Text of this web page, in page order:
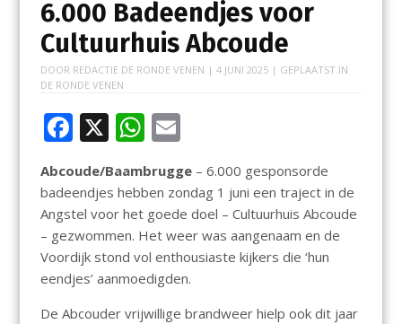
6.000 Badeendjes voor
Cultuurhuis Abcoude
DOOR REDACTIE DE RONDE VENEN | 4 JUNI 2025| GEPLAATST IN
DE RONDE VENEN
F
ac
e
b
o
o
k
X W
h
at
s
A
p
p
E
ai
l
Abcoude/Baambrugge – 6.000 gesponsorde
badeendjes hebben zondag 1 juni een traject in de
Angstel voor het goede doel – Cultuurhuis Abcoude
– gezwommen. Het weer was aangenaam en de
Voordijk stond vol enthousiaste kijkers die ‘hun
eendjes’ aanmoedigden.
De Abcouder vrijwillige brandweer hielp ook dit jaar